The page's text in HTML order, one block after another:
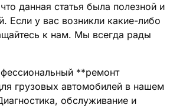
данная статья была полезной и
Если у вас возникли какие-либо
к нам. Мы всегда рады
**ремонт
грузовых автомобилей в нашем
обслуживание и